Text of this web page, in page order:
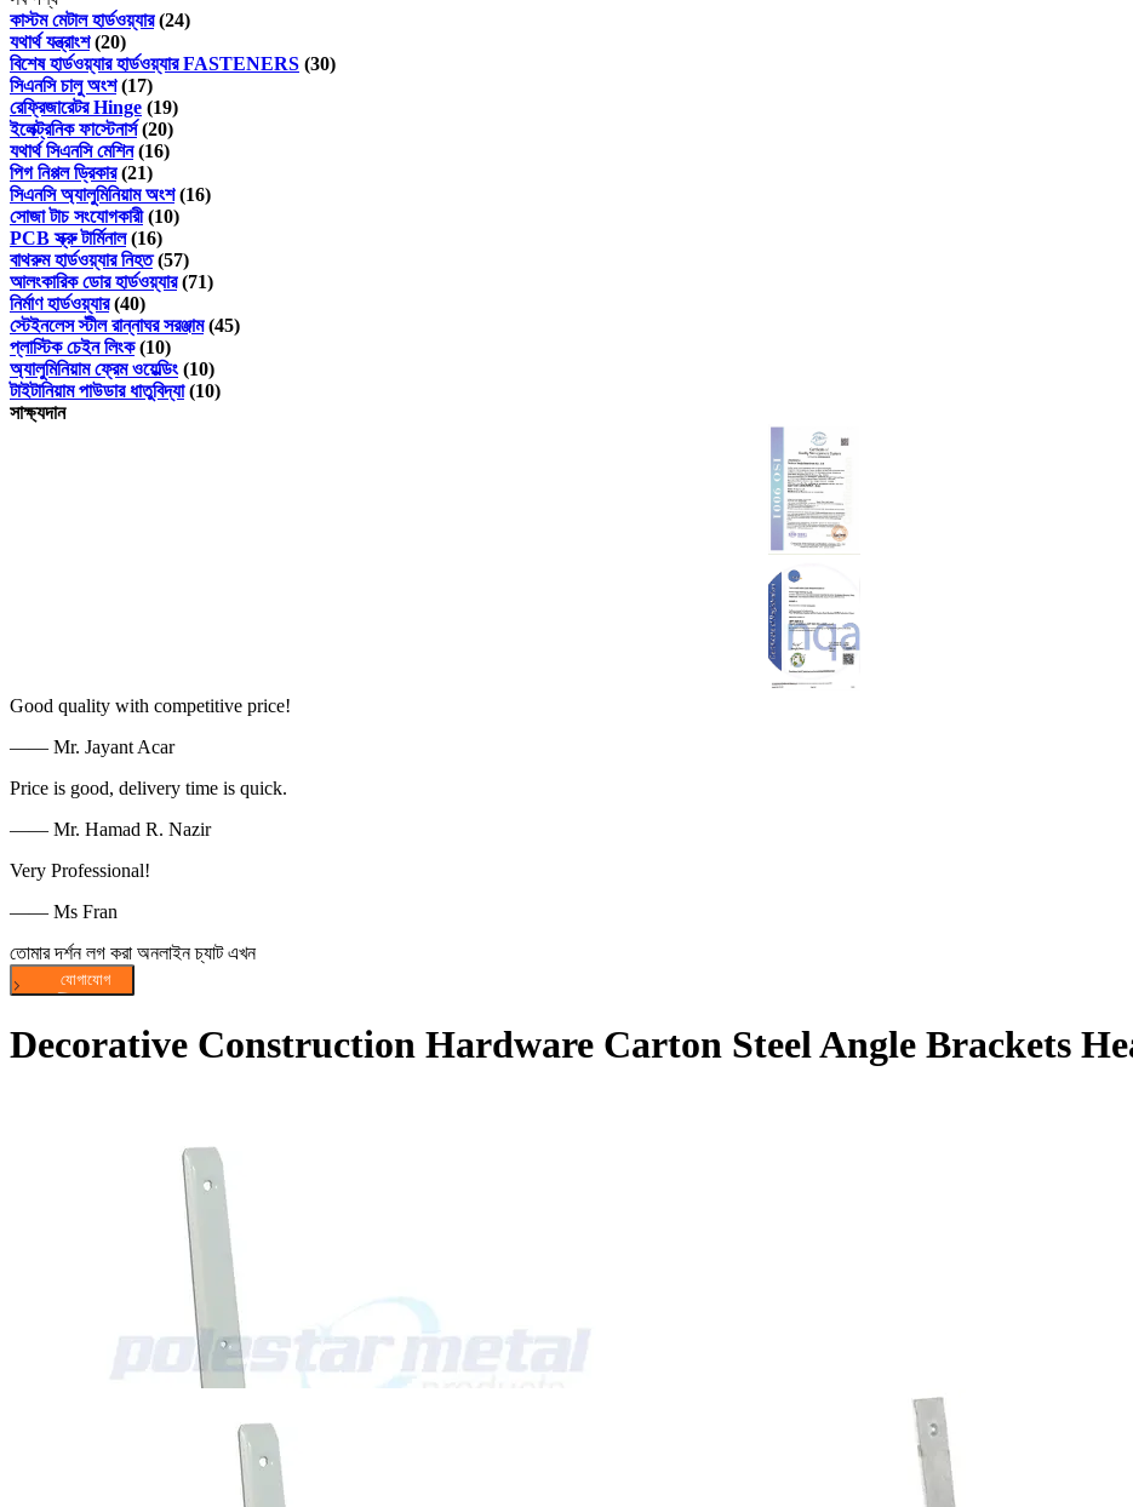
কাস্টম মেটাল হার্ডওয়্যার (24)
যথার্থ যন্ত্রাংশ (20)
বিশেষ হার্ডওয়্যার হার্ডওয়্যার FASTENERS (30)
সিএনসি চালু অংশ (17)
রেফ্রিজারেটর Hinge (19)
ইলেক্ট্রনিক ফাস্টেনার্স (20)
যথার্থ সিএনসি মেশিন (16)
পিগ নিপ্পল ড্রিকার (21)
সিএনসি অ্যালুমিনিয়াম অংশ (16)
সোজা টাচ সংযোগকারী (10)
PCB স্ক্রু টার্মিনাল (16)
বাথরুম হার্ডওয়্যার নিহত (57)
আলংকারিক ডোর হার্ডওয়্যার (71)
নির্মাণ হার্ডওয়্যার (40)
স্টেইনলেস স্টীল রান্নাঘর সরঞ্জাম (45)
প্লাস্টিক চেইন লিংক (10)
অ্যালুমিনিয়াম ফ্রেম ওয়েল্ডিং (10)
টাইটানিয়াম পাউডার ধাতুবিদ্যা (10)
সাক্ষ্যদান
Good quality with competitive price!
—— Mr. Jayant Acar
Price is good, delivery time is quick.
—— Mr. Hamad R. Nazir
Very Professional!
—— Ms Fran
তোমার দর্শন লগ করা অনলাইন চ্যাট এখন
Decorative Construction Hardware Carton Steel Angle Brackets